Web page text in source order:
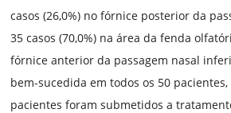
casos (26,0%) no fórnice posterior da
35 casos (70,0%) na área da fenda
fórnice anterior da passagem nasal
bem-sucedida em todos os 50
pacientes foram submetidos a